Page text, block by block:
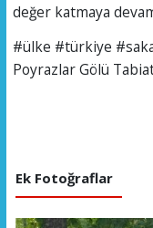
değer katmaya
#ülke #türkiye
Poyrazlar Gölü
Ek Fotoğraflar